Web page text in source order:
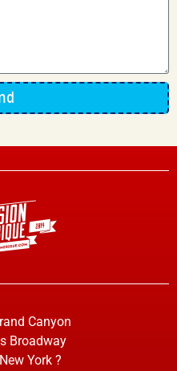
Canyon
Broadway
York ?